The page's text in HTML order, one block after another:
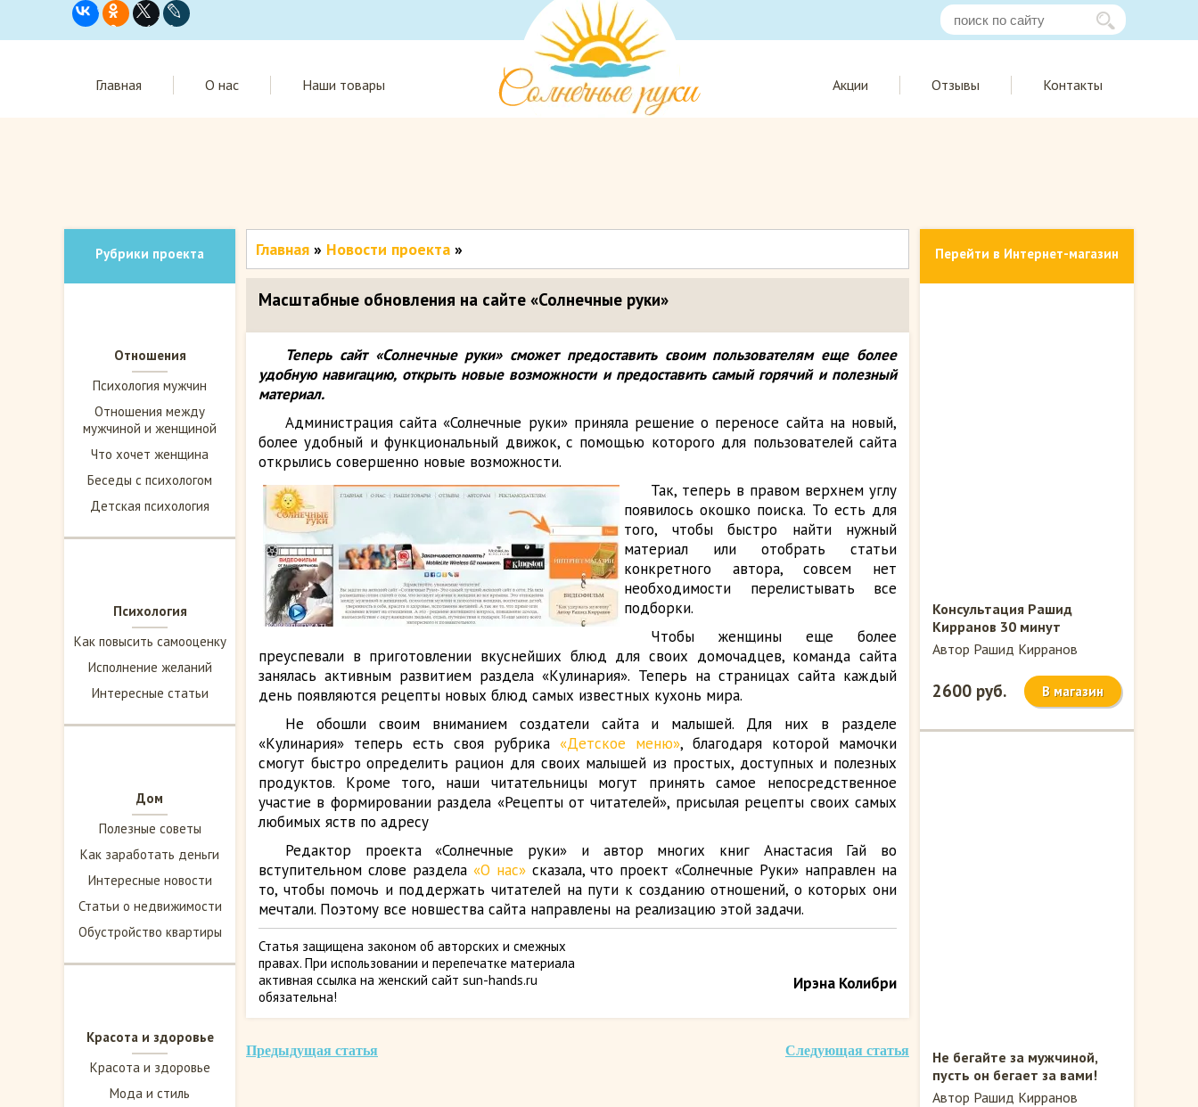
Главная О нас Наши товары Акции Отзывы Контакты
Рубрики проекта
Отношения
Психология мужчин
Отношения между
мужчиной и женщиной
Что хочет женщина
Беседы с психологом
Детская психология
Психология
Как повысить самооценку
Исполнение желаний
Интересные статьи
Дом
Полезные советы
Как заработать деньги
Интересные новости
Статьи о недвижимости
Обустройство квартиры
Красота и здоровье
Красота и здоровье
Мода и стиль
Главная » Новости проекта »
Масштабные обновления на сайте «Солнечные руки»
Теперь сайт «Солнечные руки» сможет предоставить своим пользователям еще более
удобную навигацию, открыть новые возможности и предоставить самый горячий и полезный
материал.
Администрация сайта «Солнечные руки» приняла решение о переносе сайта на новый,
более удобный и функциональный движок, с помощью которого для пользователей сайта
открылись совершенно новые возможности.
Так, теперь в правом верхнем углу
появилось окошко поиска. То есть для
того, чтобы быстро найти нужный
материал или отобрать статьи
конкретного автора, совсем нет
необходимости перелистывать все
подборки.
Чтобы женщины еще более
преуспевали в приготовлении вкуснейших блюд для своих домочадцев, команда сайта
занялась активным развитием раздела «Кулинария». Теперь на страницах сайта каждый
день появляются рецепты новых блюд самых известных кухонь мира.
Не обошли своим вниманием создатели сайта и малышей. Для них в разделе
«Кулинария» теперь есть своя рубрика «Детское меню», благодаря которой мамочки
смогут быстро определить рацион для своих малышей из простых, доступных и полезных
продуктов. Кроме того, наши читательницы могут принять самое непосредственное
участие в формировании раздела «Рецепты от читателей», присылая рецепты своих самых
любимых яств по адресу
Редактор проекта «Солнечные руки» и автор многих книг Анастасия Гай во
вступительном слове раздела «О нас»сказала, что проект «Солнечные Руки» направлен на
то, чтобы помочь и поддержать читателей на пути к созданию отношений, о которых они
мечтали. Поэтому все новшества сайта направлены на реализацию этой задачи.
Статья защищена законом об авторских и смежных
правах. При использовании и перепечатке материала
активная ссылка на женский сайт sun-hands.ru
обязательна!
Ирэна Колибри
Предыдущая статья Следующая статья
Перейти в Интернет-магазин
Консультация Рашид
Кирранов 30 минут
Автор Рашид Кирранов
2600 руб. В магазин
Не бегайте за мужчиной,
пусть он бегает за вами!
Автор Рашид Кирранов